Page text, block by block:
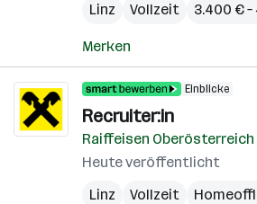
Linz
Vollzeit 3.400 €
Merken
Einblicke
Recruiter:in
Raiffeisen Oberösterreich
Heute veröffentlicht
Linz
Vollzeit